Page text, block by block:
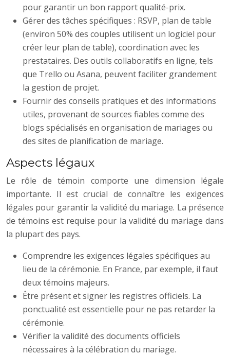
pour garantir un bon rapport qualité-prix.
Gérer des tâches spécifiques : RSVP, plan de table
(environ 50% des couples utilisent un logiciel pour
créer leur plan de table), coordination avec les
prestataires. Des outils collaboratifs en ligne, tels
que Trello ou Asana, peuvent faciliter grandement
la gestion de projet.
Fournir des conseils pratiques et des informations
utiles, provenant de sources fiables comme des
blogs spécialisés en organisation de mariages ou
des sites de planification de mariage.
Aspects légaux
Le rôle de témoin comporte une dimension légale
importante. Il est crucial de connaître les exigences
légales pour garantir la validité du mariage. La présence
de témoins est requise pour la validité du mariage dans
la plupart des pays.
Comprendre les exigences légales spécifiques au
lieu de la cérémonie. En France, par exemple, il faut
deux témoins majeurs.
Être présent et signer les registres officiels. La
ponctualité est essentielle pour ne pas retarder la
cérémonie.
Vérifier la validité des documents officiels
nécessaires à la célébration du mariage.